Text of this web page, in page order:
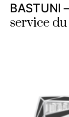
BASTUNI
service